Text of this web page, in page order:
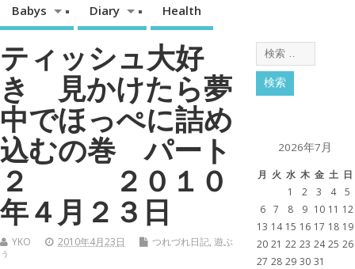
Babys Diary Health
ティッシュ大好
き 見かけたら夢
中でほっぺに詰め
込むの巻 パート
２ ２０１０
年４月２３日
YKO 2010年4月23日 つれづれ日記, 遊ぶ
ぅ
2026年7月
月 火 水 木 金 土 日
1
2 3 4
5
6
7 8 9 10 11 12
13 14 15 16 17 18 19
20 21 22 23 24 25 26
27 28 29 30 31